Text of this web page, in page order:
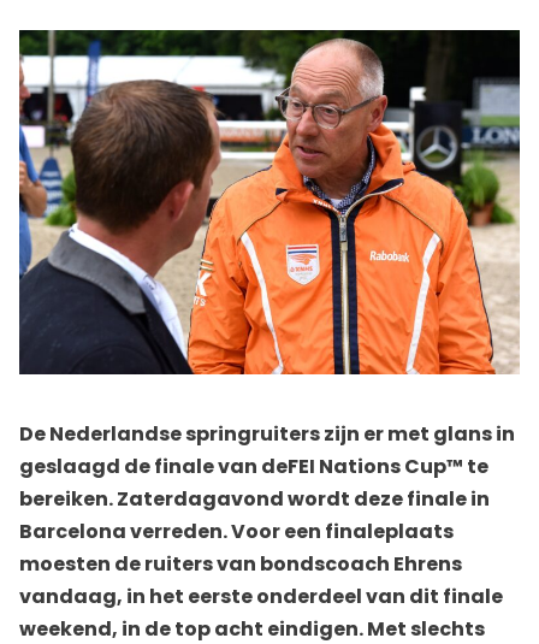
De Nederlandse springruiters zijn er met glans in
geslaagd de finale van deFEI Nations Cup™ te
bereiken. Zaterdagavond wordt deze finale in
Barcelona verreden. Voor een finaleplaats
moesten de ruiters van bondscoach Ehrens
vandaag, in het eerste onderdeel van dit finale
weekend, in de top acht eindigen. Met slechts